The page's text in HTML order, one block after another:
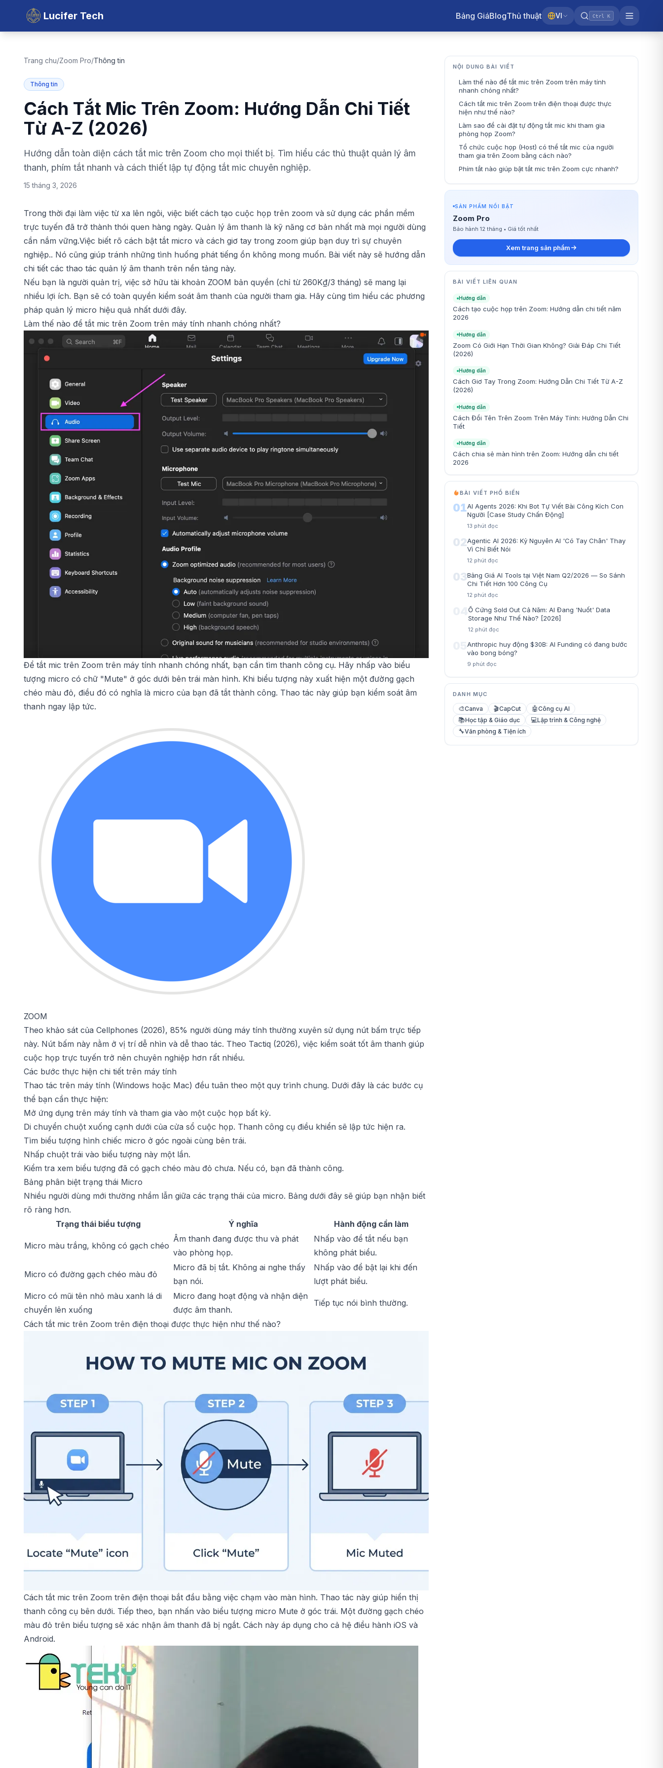
Lucifer Tech Bảng GiáBlogThủ thuật VI Ctrl K
Trang chu/Zoom Pro/Thông tin
Thông tin
Cách Tắt Mic Trên Zoom: Hướng Dẫn Chi Tiết
Từ A-Z (2026)
Hướng dẫn toàn diện cách tắt mic trên Zoom cho mọi thiết bị. Tìm hiểu các thủ thuật quản lý âm
thanh, phím tắt nhanh và cách thiết lập tự động tắt mic chuyên nghiệp.
15 tháng 3, 2026
Trong thời đại làm việc từ xa lên ngôi, việc biết cách tạo cuộc họp trên zoom và sử dụng các phần mềm
trực tuyến đã trở thành thói quen hàng ngày. Quản lý âm thanh là kỹ năng cơ bản nhất mà mọi người dùng
cần nắm vững.Việc biết rõ cách bật tắt micro và cách giơ tay trong zoom giúp bạn duy trì sự chuyên
nghiệp.. Nó cũng giúp tránh những tình huống phát tiếng ồn không mong muốn. Bài viết này sẽ hướng dẫn
chi tiết các thao tác quản lý âm thanh trên nền tảng này.
Nếu bạn là người quản trị, việc sở hữu tài khoản ZOOM bản quyền (chỉ từ 260K₫/3 tháng) sẽ mang lại
nhiều lợi ích. Bạn sẽ có toàn quyền kiểm soát âm thanh của người tham gia. Hãy cùng tìm hiểu các phương
pháp quản lý micro hiệu quả nhất dưới đây.
Làm thế nào để tắt mic trên Zoom trên máy tính nhanh chóng nhất?
Để tắt mic trên Zoom trên máy tính nhanh chóng nhất, bạn cần tìm thanh công cụ. Hãy nhấp vào biểu
tượng micro có chữ "Mute" ở góc dưới bên trái màn hình. Khi biểu tượng này xuất hiện một đường gạch
chéo màu đỏ, điều đó có nghĩa là micro của bạn đã tắt thành công. Thao tác này giúp bạn kiểm soát âm
thanh ngay lập tức.
ZOOM
Theo khảo sát của Cellphones (2026), 85% người dùng máy tính thường xuyên sử dụng nút bấm trực tiếp
này. Nút bấm này nằm ở vị trí dễ nhìn và dễ thao tác. Theo Tactiq (2026), việc kiểm soát tốt âm thanh giúp
cuộc họp trực tuyến trở nên chuyên nghiệp hơn rất nhiều.
Các bước thực hiện chi tiết trên máy tính
Thao tác trên máy tính (Windows hoặc Mac) đều tuân theo một quy trình chung. Dưới đây là các bước cụ
thể bạn cần thực hiện:
Mở ứng dụng trên máy tính và tham gia vào một cuộc họp bất kỳ.
Di chuyển chuột xuống cạnh dưới của cửa sổ cuộc họp. Thanh công cụ điều khiển sẽ lập tức hiện ra.
Tìm biểu tượng hình chiếc micro ở góc ngoài cùng bên trái.
Nhấp chuột trái vào biểu tượng này một lần.
Kiểm tra xem biểu tượng đã có gạch chéo màu đỏ chưa. Nếu có, bạn đã thành công.
Bảng phân biệt trạng thái Micro
Nhiều người dùng mới thường nhầm lẫn giữa các trạng thái của micro. Bảng dưới đây sẽ giúp bạn nhận biết
rõ ràng hơn.
Trạng thái biểu tượng
Ý nghĩa Hành động cần làm
Micro màu trắng, không có gạch chéo
Âm thanh đang được thu và phát
vào phòng họp.
Nhấp vào để tắt nếu bạn
không phát biểu.
Micro có đường gạch chéo màu đỏ
Micro đã bị tắt. Không ai nghe thấy
bạn nói.
Nhấp vào để bật lại khi đến
lượt phát biểu.
Micro có mũi tên nhỏ màu xanh lá di
chuyển lên xuống
Micro đang hoạt động và nhận diện
được âm thanh.
Tiếp tục nói bình thường.
Cách tắt mic trên Zoom trên điện thoại được thực hiện như thế nào?
Cách tắt mic trên Zoom trên điện thoại bắt đầu bằng việc chạm vào màn hình. Thao tác này giúp hiển thị
thanh công cụ bên dưới. Tiếp theo, bạn nhấn vào biểu tượng micro Mute ở góc trái. Một đường gạch chéo
màu đỏ trên biểu tượng sẽ xác nhận âm thanh đã bị ngắt. Cách này áp dụng cho cả hệ điều hành iOS và
Android.
NỘI DUNG BÀI VIẾT
Làm thế nào để tắt mic trên Zoom trên máy tính
nhanh chóng nhất?
Cách tắt mic trên Zoom trên điện thoại được thực
hiện như thế nào?
Làm sao để cài đặt tự động tắt mic khi tham gia
phòng họp Zoom?
Tổ chức cuộc họp (Host) có thể tắt mic của người
tham gia trên Zoom bằng cách nào?
Phím tắt nào giúp bật tắt mic trên Zoom cực nhanh?
SẢN PHẨM NỔI BẬT
Zoom Pro
Bảo hành 12 tháng • Giá tốt nhất
Xem trang sản phẩm
BÀI VIẾT LIÊN QUAN
Hướng dẫn
Cách tạo cuộc họp trên Zoom: Hướng dẫn chi tiết năm
2026
Hướng dẫn
Zoom Có Giới Hạn Thời Gian Không? Giải Đáp Chi Tiết
(2026)
Hướng dẫn
Cách Giơ Tay Trong Zoom: Hướng Dẫn Chi Tiết Từ A-Z
(2026)
Hướng dẫn
Cách Đổi Tên Trên Zoom Trên Máy Tính: Hướng Dẫn Chi
Tiết
Hướng dẫn
Cách chia sẻ màn hình trên Zoom: Hướng dẫn chi tiết
2026
BÀI VIẾT PHỔ BIẾN
01AI Agents 2026: Khi Bot Tự Viết Bài Công Kích Con
Người [Case Study Chấn Động]
13 phút đọc
02Agentic AI 2026: Kỷ Nguyên AI 'Có Tay Chân' Thay
Vì Chỉ Biết Nói
12 phút đọc
03Bảng Giá AI Tools tại Việt Nam Q2/2026 — So Sánh
Chi Tiết Hơn 100 Công Cụ
12 phút đọc
04Ổ Cứng Sold Out Cả Năm: AI Đang 'Nuốt' Data
Storage Như Thế Nào? [2026]
12 phút đọc
05Anthropic huy động $30B: AI Funding có đang bước
vào bong bóng?
9 phút đọc
DANH MỤC
🎨Canva 🎬CapCut 🤖Công cụ AI
📚Học tập & Giáo dục 💻Lập trình & Công nghệ
🔧Văn phòng & Tiện ích